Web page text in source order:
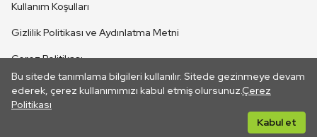
Bu sitede tanımlama bilgileri kullanılır. Sitede gezinmeye devam
ederek, çerez kullanımımızı kabul etmiş olursunuz.Çerez
Politikası
Kabul et
CANLI YAYINLAR
Kullanım Koşulları
Gizlilik Politikası ve Aydınlatma Metni
Çerez Politikası
İletişim
Her hakkı saklıdır. ©2026 TRT. Bağlantı yoluyla gidilen dış